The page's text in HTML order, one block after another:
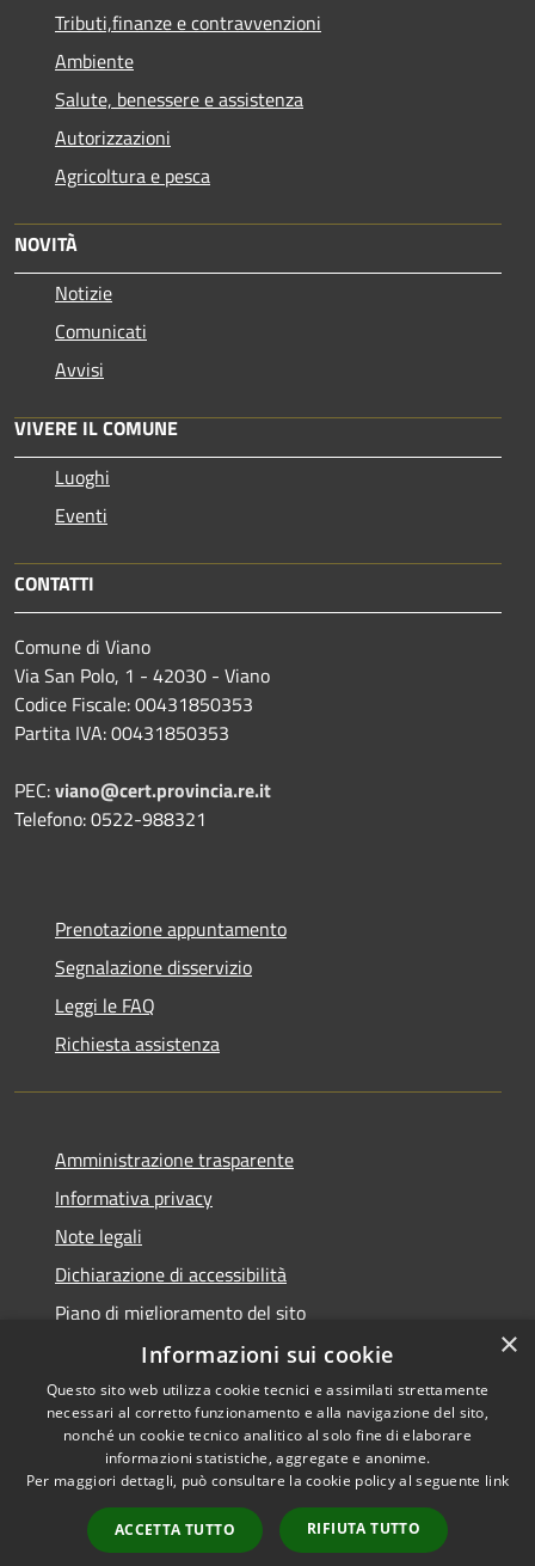
Tributi,finanze e contravvenzioni
Ambiente
Salute, benessere e assistenza
Autorizzazioni
Agricoltura e pesca
NOVITÀ
Notizie
Comunicati
Avvisi
VIVERE IL COMUNE
Luoghi
Eventi
CONTATTI
Comune di Viano
Via San Polo, 1 - 42030 - Viano
Codice Fiscale: 00431850353
Partita IVA: 00431850353
PEC:viano@cert.provincia.re.it
Telefono: 0522-988321
Prenotazione appuntamento
Segnalazione disservizio
Leggi le FAQ
Richiesta assistenza
Amministrazione trasparente
Informativa privacy
Note legali
Dichiarazione di accessibilità
Piano di miglioramento del sito
Accessibilità
Privacy
Mappa del sito
Copyright © 2026 • Comune di
Viano • Powered by
Municipium•Accesso
redazione
×
Informazioni sui cookie
Questo sito web utilizza cookie tecnici e assimilati strettamente
necessari al corretto funzionamento e alla navigazione del sito,
nonché un cookie tecnico analitico al solo fine di elaborare
informazioni statistiche, aggregate e anonime.
Per maggiori dettagli, può consultare la cookie policy al seguente link
ACCETTA TUTTO RIFIUTA TUTTO